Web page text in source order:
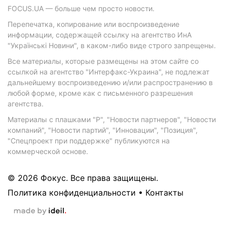
FOCUS.UA — больше чем просто новости.
Перепечатка, копирование или воспроизведение
информации, содержащей ссылку на агентство ИнА
"Українські Новини", в каком-либо виде строго запрещены.
Все материалы, которые размещены на этом сайте со
ссылкой на агентство "Интерфакс-Украина", не подлежат
дальнейшему воспроизведению и/или распространению в
любой форме, кроме как с письменного разрешения
агентства.
Материалы с плашками "Р", "Новости партнеров", "Новости
компаний", "Новости партий", "Инновации", "Позиция",
"Спецпроект при поддержке" публикуются на
коммерческой основе.
© 2026 Фокус. Все права защищены.
Политика конфиденциальности • Контакты